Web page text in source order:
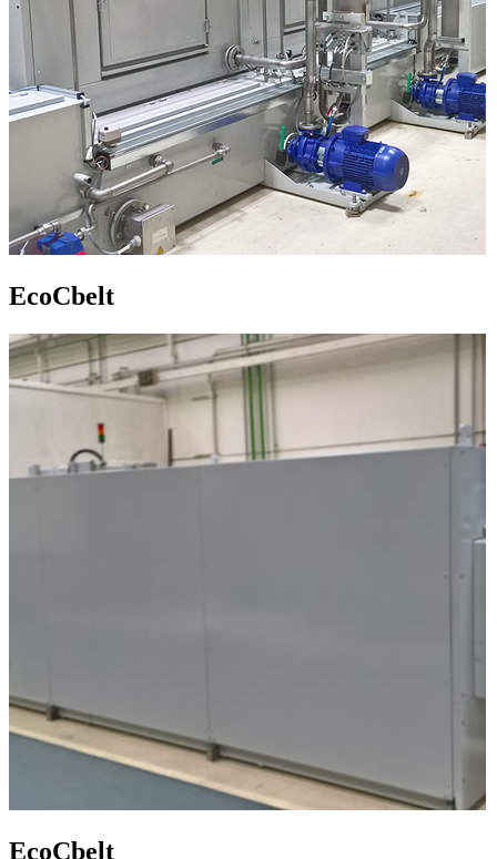
EcoCbelt
EcoCbelt